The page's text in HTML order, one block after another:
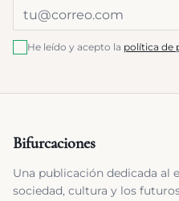
He leído y acepto la política de
Bifurcaciones
Una publicación dedicada al
sociedad, cultura y los